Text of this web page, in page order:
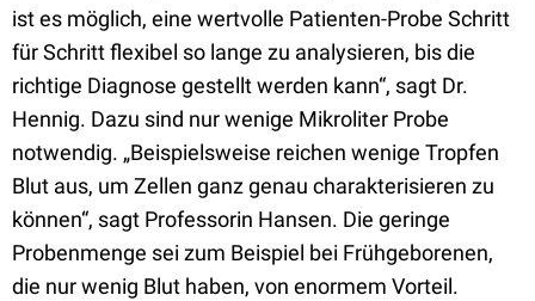
ist es möglich, eine wertvolle Patienten-Probe Schritt
für Schritt flexibel so lange zu analysieren, bis die
richtige Diagnose gestellt werden kann“, sagt Dr.
Hennig. Dazu sind nur wenige Mikroliter Probe
notwendig. „Beispielsweise reichen wenige Tropfen
Blut aus, um Zellen ganz genau charakterisieren zu
können“, sagt Professorin Hansen. Die geringe
Probenmenge sei zum Beispiel bei Frühgeborenen,
die nur wenig Blut haben, von enormem Vorteil.